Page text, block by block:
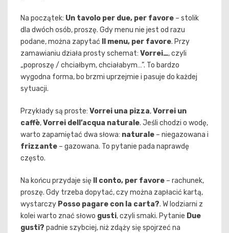
Na początek: Un tavolo per due, per favore – stolik
dla dwóch osób, proszę. Gdy menu nie jest od razu
podane, można zapytać Il menu, per favore. Przy
zamawianiu działa prosty schemat: Vorrei…, czyli
„poproszę / chciałbym, chciałabym…”. To bardzo
wygodna forma, bo brzmi uprzejmie i pasuje do każdej
sytuacji.
Przykłady są proste: Vorrei una pizza,Vorrei un
caffè,Vorrei dell’acqua naturale. Jeśli chodzi o wodę,
warto zapamiętać dwa słowa: naturale – niegazowana i
frizzante – gazowana. To pytanie pada naprawdę
często.
Na końcu przydaje się Il conto, per favore – rachunek,
proszę. Gdy trzeba dopytać, czy można zapłacić kartą,
wystarczy Posso pagare con la carta?. W lodziarni z
kolei warto znać słowo gusti, czyli smaki. Pytanie Due
gusti? padnie szybciej, niż zdąży się spojrzeć na